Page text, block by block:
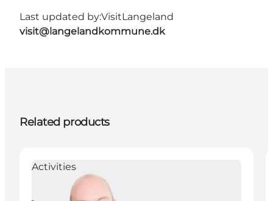
Last updated by:VisitLangeland
visit@langelandkommune.dk
Related products
Activities